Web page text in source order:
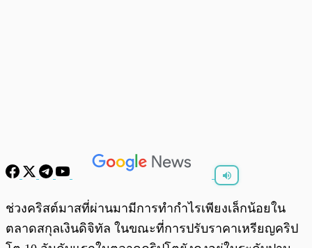
พร้อมเล่น 0:00/ 0:00
ช่วงคริสต์มาสที่ผ่านมามีการทำกำไรเพียงเล็กน้อยใน
ตลาดสกุลเงินดิจิทัล ในขณะที่การปรับราคาเหรียญคริป